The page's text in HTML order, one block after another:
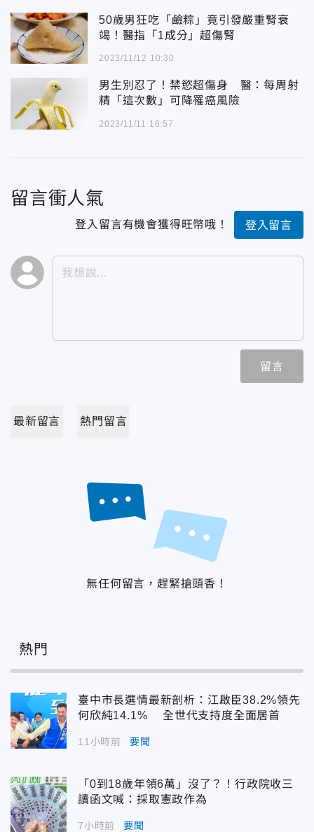
50歲男狂吃「鹼粽」竟引發嚴重腎衰
竭！醫指「1成分」超傷腎
2023/11/12 10:30
男生別忍了！禁慾超傷身 醫：每周射
精「這次數」可降罹癌風險
2023/11/11 16:57
留言衝人氣
登入留言有機會獲得旺幣哦！ 登入留言
留言
最新留言 熱門留言
無任何留言，趕緊搶頭香！
熱門
臺中市長選情最新剖析：江啟臣38.2%領先
何欣純14.1% 全世代支持度全面居首
11小時前 要聞
「0到18歲年領6萬」沒了？！行政院收三
讀函文喊：採取憲政作為
7小時前 要聞